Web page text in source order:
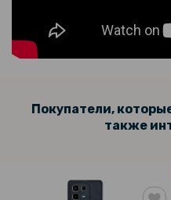
169
110
129 грн
Покупатели,
также